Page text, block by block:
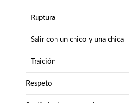
Ruptura
Salir con un chico y una chica
Traición
Respeto